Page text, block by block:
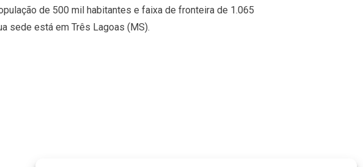
de 500 mil habitantes e faixa de fronteira de 1.065
sede está em Três Lagoas (MS).